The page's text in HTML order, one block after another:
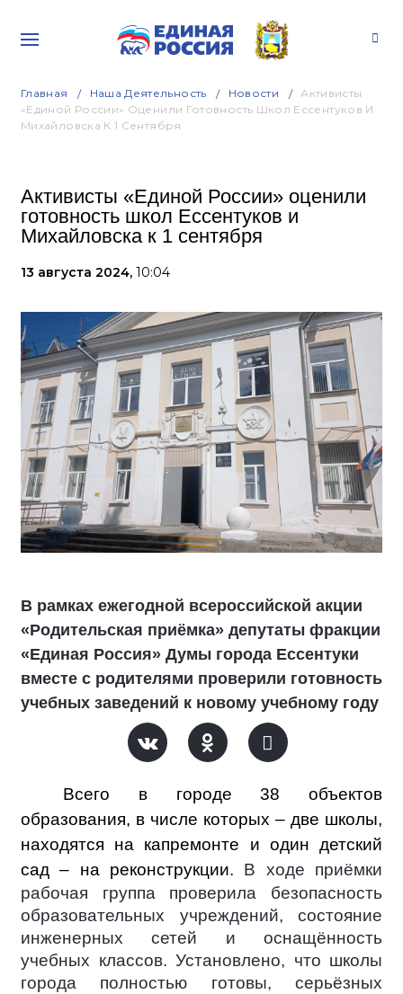
Главная Наша Деятельность Новости
Активисты
«Единой России» Оценили Готовность Школ Ессентуков И
Михайловска К 1 Сентября
Активисты «Единой России» оценили
готовность школ Ессентуков и
Михайловска к 1 сентября
13 августа 2024, 10:04
В рамках ежегодной всероссийской акции
«Родительская приёмка» депутаты фракции
«Единая Россия» Думы города Ессентуки
вместе с родителями проверили готовность
учебных заведений к новому учебному году
Всего в городе 38 объектов
образования, в числе которых – две школы,
находятся на капремонте и один детский
сад – на реконструкции. В ходе приёмки
рабочая группа проверила безопасность
образовательных учреждений, состояние
инженерных сетей и оснащённость
учебных классов. Установлено, что школы
города полностью готовы, серьёзных